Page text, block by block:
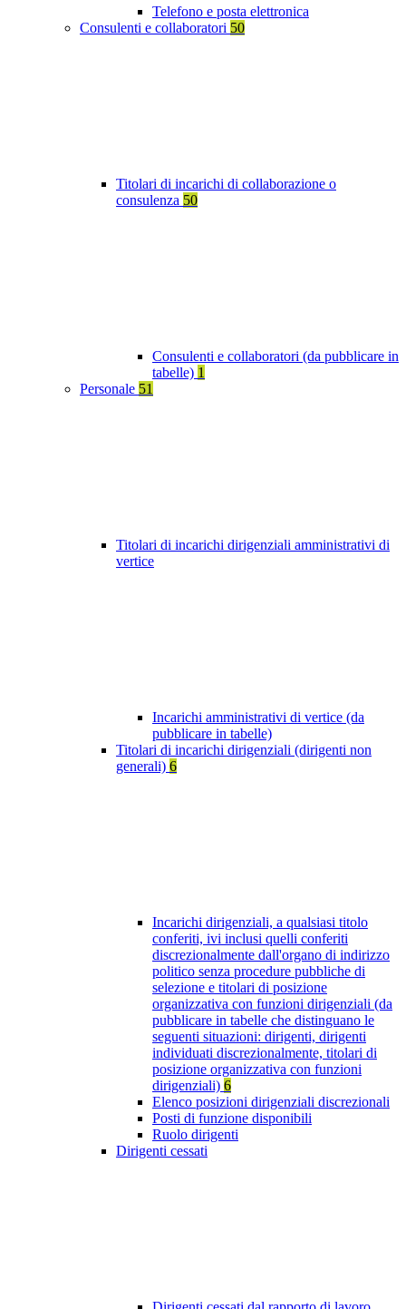
Telefono e posta elettronica
Consulenti e collaboratori 50
Titolari di incarichi di collaborazione o
consulenza 50
Consulenti e collaboratori (da pubblicare in
tabelle) 1
Personale 51
Titolari di incarichi dirigenziali amministrativi di
vertice
Incarichi amministrativi di vertice (da
pubblicare in tabelle)
Titolari di incarichi dirigenziali (dirigenti non
generali) 6
Incarichi dirigenziali, a qualsiasi titolo
conferiti, ivi inclusi quelli conferiti
discrezionalmente dall'organo di indirizzo
politico senza procedure pubbliche di
selezione e titolari di posizione
organizzativa con funzioni dirigenziali (da
pubblicare in tabelle che distinguano le
seguenti situazioni: dirigenti, dirigenti
individuati discrezionalmente, titolari di
posizione organizzativa con funzioni
dirigenziali) 6
Elenco posizioni dirigenziali discrezionali
Posti di funzione disponibili
Ruolo dirigenti
Dirigenti cessati